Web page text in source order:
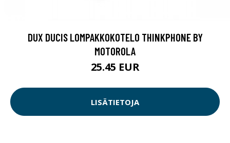
DUX DUCIS LOMPAKKOKOTELO THINKPHONE BY
MOTOROLA
25.45 EUR
LISÄTIETOJA